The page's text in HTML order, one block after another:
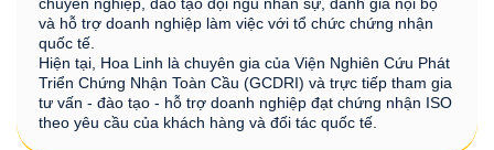
chuyên nghiệp, đào tạo đội ngũ nhân sự, đánh giá nội bộ
và hỗ trợ doanh nghiệp làm việc với tổ chức chứng nhận
quốc tế.
Hiện tại, Hoa Linh là chuyên gia của Viện Nghiên Cứu Phát
Triển Chứng Nhận Toàn Cầu (GCDRI) và trực tiếp tham gia
tư vấn - đào tạo - hỗ trợ doanh nghiệp đạt chứng nhận ISO
theo yêu cầu của khách hàng và đối tác quốc tế.